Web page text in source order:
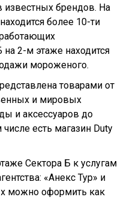
брендов. На
более 10-ти
на 2-м этаже находится
мороженого.
товарами от
и мировых
и аксессуаров до
есть магазин Duty
Сектора Б к услугам
«Анекс Тур» и
можно оформить как